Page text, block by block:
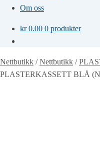
Om oss
kr0.00 0 produkter
Nettbutikk /Nettbutikk /
PLASTERKASSETT BLÅ